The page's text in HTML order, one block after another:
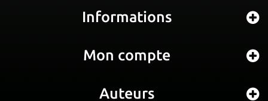
Informations
Mon compte
Auteurs